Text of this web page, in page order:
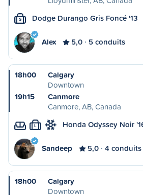
S Dodge Durango Gris Foncé '13
Alex 5,0 5 conduits
18h00
Calgary
Downtown
19h15
Canmore
Canmore, AB, Canada
L Honda Odyssey Noir
Sandeep 5,0 4 conduits
18h00
Calgary
Downtown